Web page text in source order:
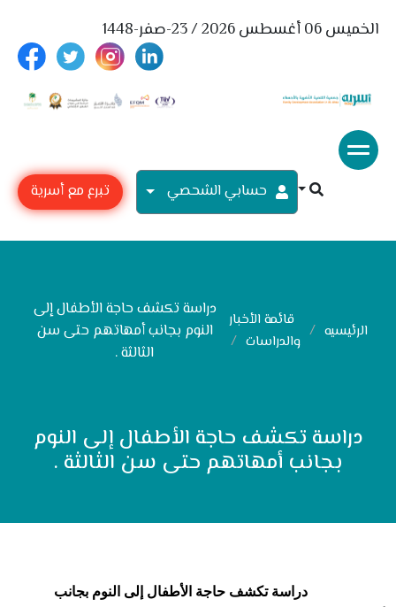
الخميس 06 أغسطس 2026 / 23-صفر-1448
حسابي الشحصي تبرع مع أسرية
الرئيسيه
قائمة الأخبار
والدراسات
دراسة تكشف حاجة الأطفال إلى
النوم بجانب أمهاتهم حتى سن
الثالثة .
دراسة تكشف حاجة الأطفال إلى النوم
بجانب أمهاتهم حتى سن الثالثة .
دراسة تكشف حاجة الأطفال إلى النوم بجانب